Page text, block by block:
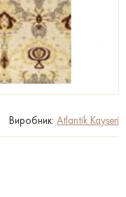
Виробник: Atlantik Kayseri